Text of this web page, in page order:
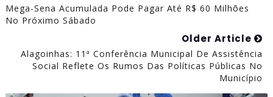
Mega-Sena Acumulada Pode Pagar Até R$ 60 Milhões
No Próximo Sábado
Older Article
Alagoinhas: 11ª Conferência Municipal De Assistência
Social Reflete Os Rumos Das Políticas Públicas No
Município